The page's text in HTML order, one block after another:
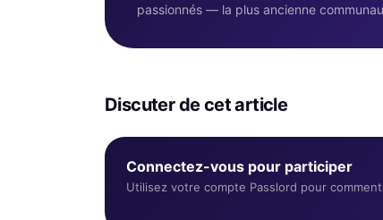
passionnés — la plus ancienne
Discuter de cet article
Connectez-vous pour participer
Utilisez votre compte Passlord pour